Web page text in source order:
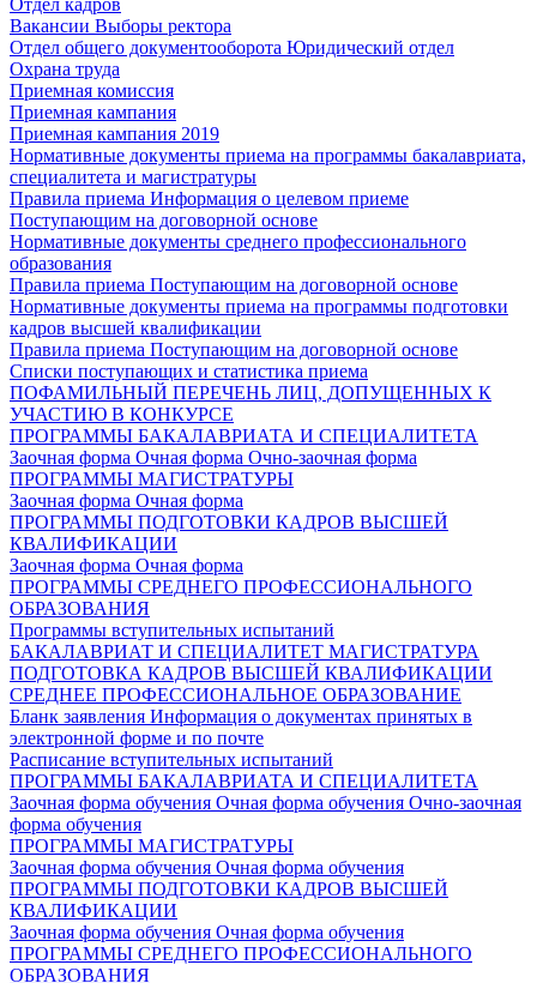
Вакансии Выборы ректора
Отдел общего документооборота Юридический отдел
Охрана труда
Приемная комиссия
Приемная кампания
Приемная кампания 2019
Нормативные документы приема на программы бакалавриата,
специалитета и магистратуры
Правила приема Информация о целевом приеме
Поступающим на договорной основе
Нормативные документы среднего профессионального
образования
Правила приема Поступающим на договорной основе
Нормативные документы приема на программы подготовки
кадров высшей квалификации
Правила приема Поступающим на договорной основе
Списки поступающих и статистика приема
ПОФАМИЛЬНЫЙ ПЕРЕЧЕНЬ ЛИЦ, ДОПУЩЕННЫХ К
УЧАСТИЮ В КОНКУРСЕ
ПРОГРАММЫ БАКАЛАВРИАТА И СПЕЦИАЛИТЕТА
Заочная форма Очная форма Очно-заочная форма
ПРОГРАММЫ МАГИСТРАТУРЫ
Заочная форма Очная форма
ПРОГРАММЫ ПОДГОТОВКИ КАДРОВ ВЫСШЕЙ
КВАЛИФИКАЦИИ
Заочная форма Очная форма
ПРОГРАММЫ СРЕДНЕГО ПРОФЕССИОНАЛЬНОГО
ОБРАЗОВАНИЯ
Программы вступительных испытаний
БАКАЛАВРИАТ И СПЕЦИАЛИТЕТ МАГИСТРАТУРА
ПОДГОТОВКА КАДРОВ ВЫСШЕЙ КВАЛИФИКАЦИИ
СРЕДНЕЕ ПРОФЕССИОНАЛЬНОЕ ОБРАЗОВАНИЕ
Бланк заявления Информация о документах принятых в
электронной форме и по почте
Расписание вступительных испытаний
ПРОГРАММЫ БАКАЛАВРИАТА И СПЕЦИАЛИТЕТА
Заочная форма обучения Очная форма обучения Очно-заочная
форма обучения
ПРОГРАММЫ МАГИСТРАТУРЫ
Заочная форма обучения Очная форма обучения
ПРОГРАММЫ ПОДГОТОВКИ КАДРОВ ВЫСШЕЙ
КВАЛИФИКАЦИИ
Заочная форма обучения Очная форма обучения
ПРОГРАММЫ СРЕДНЕГО ПРОФЕССИОНАЛЬНОГО
ОБРАЗОВАНИЯ